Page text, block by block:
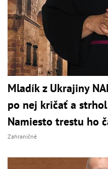
Mladík z Ukrajiny
po nej kričať a
Namiesto trestu ho
Zahraničné